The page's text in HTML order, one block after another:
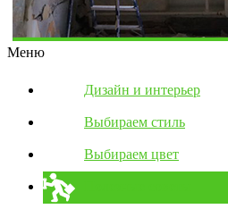
Меню
Дизайн и интерьер
Выбираем стиль
Выбираем цвет